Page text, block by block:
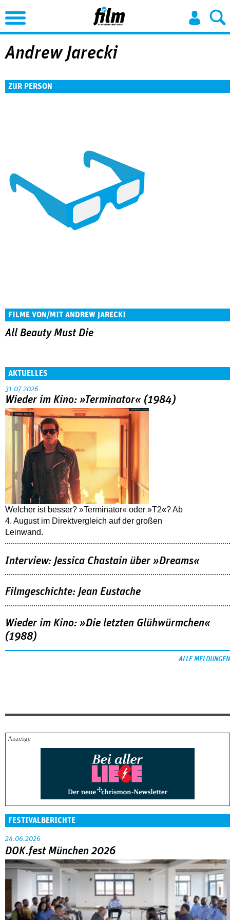
Jump to Navigation
Andrew Jarecki
ZUR PERSON
FILME VON/MIT ANDREW JARECKI
All Beauty Must Die
AKTUELLES
31.07.2026
Wieder im Kino: »Terminator« (1984)
Welcher ist besser? »Terminator« oder »T2«? Ab
4. August im Direktvergleich auf der großen
Leinwand.
Interview: Jessica Chastain über »Dreams«
Filmgeschichte: Jean Eustache
Wieder im Kino: »Die letzten Glühwürmchen«
(1988)
ALLE MELDUNGEN
FESTIVALBERICHTE
24.06.2026
DOK.fest München 2026